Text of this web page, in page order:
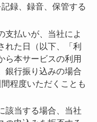
録、録音、保管する
支払いが、当社によ
れた日（以下、「利
ら本サービスの利用
銀行振り込みの場合
程度いただくことも
該当する場合、当社